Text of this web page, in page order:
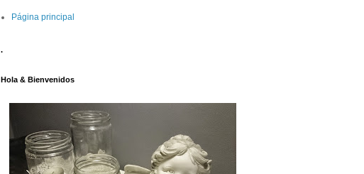
Página principal
.
Hola & Bienvenidos